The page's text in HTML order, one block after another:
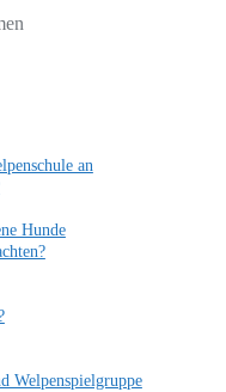
an
Hunde
Welpenspielgruppe